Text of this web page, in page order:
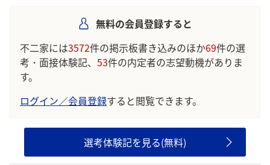
無料の会員登録すると
不二家には3572件の掲示板書き込みのほか69件の選
考・面接体験記、 53件の内定者の志望動機がありま
す。
ログイン／会員登録すると閲覧できます。
選考体験記を見る(無料)